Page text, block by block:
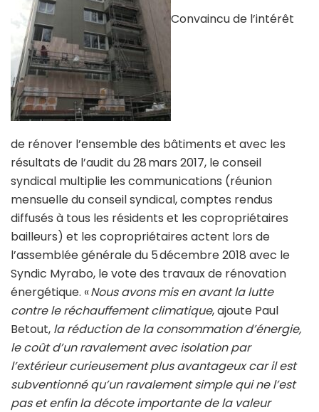
Convaincu de l’intérêt
de rénover l’ensemble des bâtiments et avec les
résultats de l’audit du 28 mars 2017, le conseil
syndical multiplie les communications (réunion
mensuelle du conseil syndical, comptes rendus
diffusés à tous les résidents et les copropriétaires
bailleurs) et les copropriétaires actent lors de
l’assemblée générale du 5 décembre 2018 avec le
Syndic Myrabo, le vote des travaux de rénovation
énergétique. «Nous avons mis en avant la lutte
contre le réchauffement climatique, ajoute Paul
Betout, la réduction de la consommation d’énergie,
le coût d’un ravalement avec isolation par
l’extérieur curieusement plus avantageux car il est
subventionné qu’un ravalement simple qui ne l’est
pas et enfin la décote importante de la valeur